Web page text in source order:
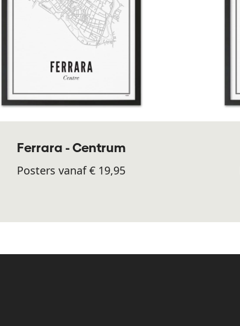
Ferrara - Centrum
Posters vanaf € 19,95